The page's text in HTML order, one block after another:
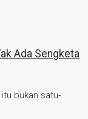
Ada Sengketa
bukan satu-